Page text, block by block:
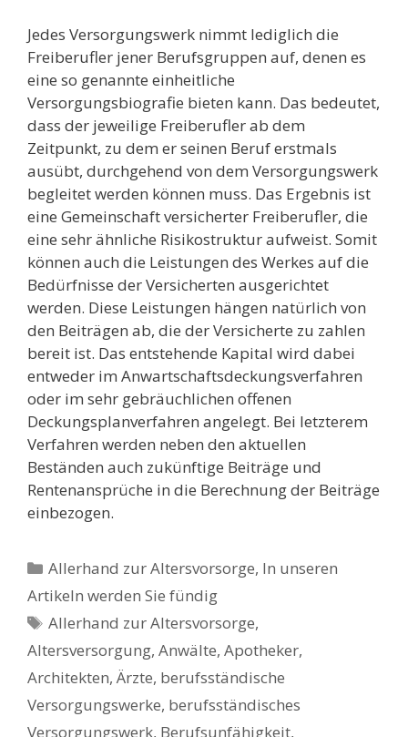
Jedes Versorgungswerk nimmt lediglich die
Freiberufler jener Berufsgruppen auf, denen es
eine so genannte einheitliche
Versorgungsbiografie bieten kann. Das bedeutet,
dass der jeweilige Freiberufler ab dem
Zeitpunkt, zu dem er seinen Beruf erstmals
ausübt, durchgehend von dem Versorgungswerk
begleitet werden können muss. Das Ergebnis ist
eine Gemeinschaft versicherter Freiberufler, die
eine sehr ähnliche Risikostruktur aufweist. Somit
können auch die Leistungen des Werkes auf die
Bedürfnisse der Versicherten ausgerichtet
werden. Diese Leistungen hängen natürlich von
den Beiträgen ab, die der Versicherte zu zahlen
bereit ist. Das entstehende Kapital wird dabei
entweder im Anwartschaftsdeckungsverfahren
oder im sehr gebräuchlichen offenen
Deckungsplanverfahren angelegt. Bei letzterem
Verfahren werden neben den aktuellen
Beständen auch zukünftige Beiträge und
Rentenansprüche in die Berechnung der Beiträge
einbezogen.
Kategorien
Allerhand zur Altersvorsorge, In unseren
Artikeln werden Sie fündig
Schlagwörter
Allerhand zur Altersvorsorge,
Altersversorgung, Anwälte, Apotheker,
Architekten, Ärzte, berufsständische
Versorgungswerke, berufsständisches
Versorgungswerk, Berufsunfähigkeit,